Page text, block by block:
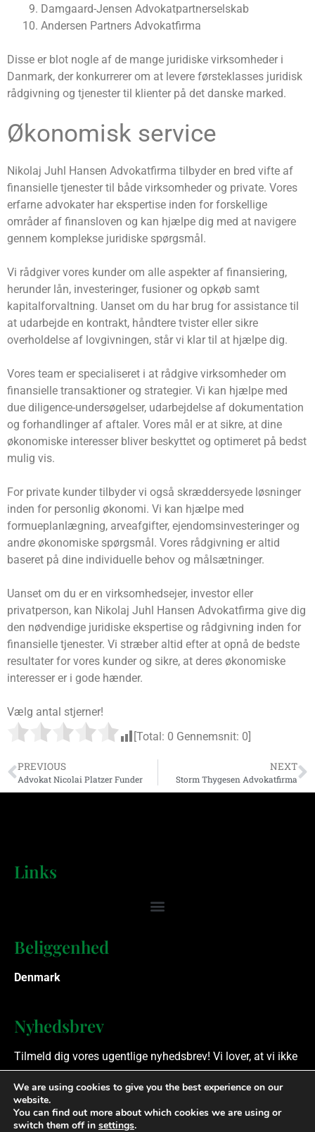
Damgaard-Jensen Advokatpartnerselskab
Andersen Partners Advokatfirma
Disse er blot nogle af de mange juridiske virksomheder i
Danmark, der konkurrerer om at levere førsteklasses juridisk
rådgivning og tjenester til klienter på det danske marked.
Økonomisk service
Nikolaj Juhl Hansen Advokatfirma tilbyder en bred vifte af
finansielle tjenester til både virksomheder og private. Vores
erfarne advokater har ekspertise inden for forskellige
områder af finansloven og kan hjælpe dig med at navigere
gennem komplekse juridiske spørgsmål.
Vi rådgiver vores kunder om alle aspekter af finansiering,
herunder lån, investeringer, fusioner og opkøb samt
kapitalforvaltning. Uanset om du har brug for assistance til
at udarbejde en kontrakt, håndtere tvister eller sikre
overholdelse af lovgivningen, står vi klar til at hjælpe dig.
Vores team er specialiseret i at rådgive virksomheder om
finansielle transaktioner og strategier. Vi kan hjælpe med
due diligence-undersøgelser, udarbejdelse af dokumentation
og forhandlinger af aftaler. Vores mål er at sikre, at dine
økonomiske interesser bliver beskyttet og optimeret på bedst
mulig vis.
For private kunder tilbyder vi også skræddersyede løsninger
inden for personlig økonomi. Vi kan hjælpe med
formueplanlægning, arveafgifter, ejendomsinvesteringer og
andre økonomiske spørgsmål. Vores rådgivning er altid
baseret på dine individuelle behov og målsætninger.
Uanset om du er en virksomhedsejer, investor eller
privatperson, kan Nikolaj Juhl Hansen Advokatfirma give dig
den nødvendige juridiske ekspertise og rådgivning inden for
finansielle tjenester. Vi stræber altid efter at opnå de bedste
resultater for vores kunder og sikre, at deres økonomiske
interesser er i gode hænder.
Vælg antal stjerner!
[Total: 0 Gennemsnit: 0
PREVIOUS
Advokat Nicolai Platzer Funder
NEXT
Storm Thygesen Advokatfirma
Links
Beliggenhed
Denmark
Nyhedsbrev
Tilmeld dig vores ugentlige nyhedsbrev! Vi lover, at vi ikke
spammer.
Ophavsret © 2023 Finansielle Rådgivere. Alle rettigheder
We are using cookies to give you the best experience on our
website.
You can find out more about which cookies we are using or
switch them off in settings.